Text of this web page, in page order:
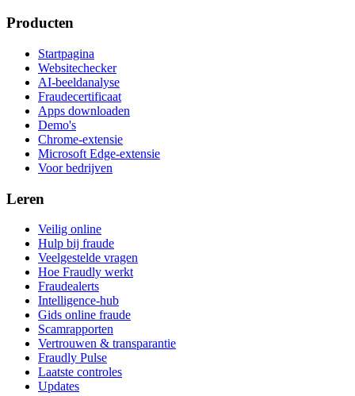
Producten
Startpagina
Websitechecker
AI-beeldanalyse
Fraudecertificaat
Apps downloaden
Demo's
Chrome-extensie
Microsoft Edge-extensie
Voor bedrijven
Leren
Veilig online
Hulp bij fraude
Veelgestelde vragen
Hoe Fraudly werkt
Fraudealerts
Intelligence-hub
Gids online fraude
Scamrapporten
Vertrouwen & transparantie
Fraudly Pulse
Laatste controles
Updates